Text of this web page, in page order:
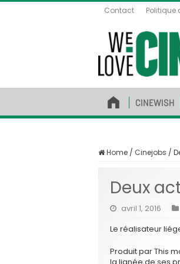
Contact Politique
CINEWISH
Home / Cinejobs /
Deux
avril 1, 2016
Le réalisateur
Produit par This
la lignée de ses